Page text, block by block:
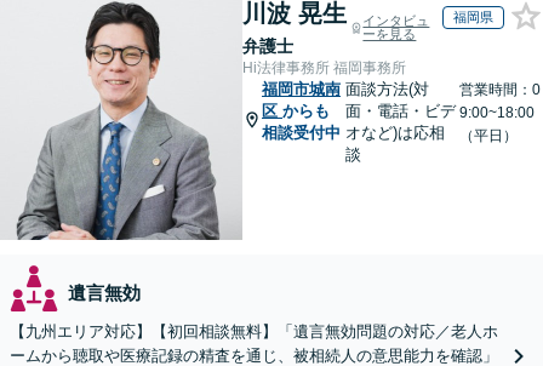
川波 晃生
弁護士
インタビュ
ーを見る
福岡県
Hi法律事務所 福岡事務所
福岡市城南
区 からも
相談受付中
面談方法(対
面・電話・ビデ
オなど)は応相
談
営業時間：0
9:00~18:00
（平日）
遺言無効
【九州エリア対応】【初回相談無料】「遺言無効問題の対応／老人ホ
ームから聴取や医療記録の精査を通じ、被相続人の意思能力を確認」